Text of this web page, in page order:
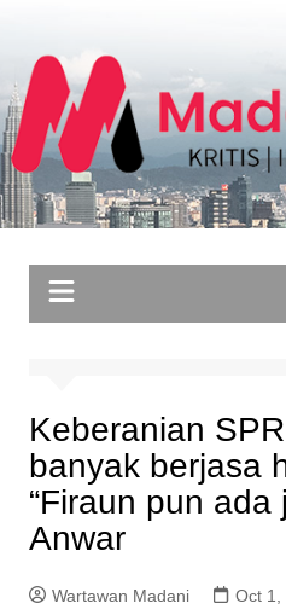
content
Keberanian
banyak berjasa
“Firaun pun ada
Anwar
Wartawan Madani
Oct 1,